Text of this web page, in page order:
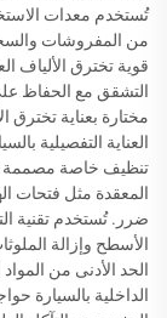
تُستخدم معدات
من المفروشات
قوية تخترق الألياف
التشقق مع الحفاظ
مختارة بعناية تخترق
العناية التفصيلية
تنظيف خاصة مصممة
المعقدة مثل فتحات
ضرر. تُستخدم تقنية
الأسطح وإزالة
الحد الأدنى من المواد
الداخلية بالسيارة